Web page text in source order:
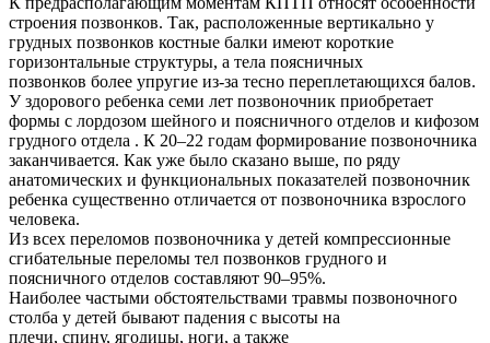
строения позвонков. Так, расположенные вертикально у
грудных позвонков костные балки имеют короткие
горизонтальные структуры, а тела поясничных
позвонков более упругие из-за тесно переплетающихся балов.
У здорового ребенка семи лет позвоночник приобретает
формы с лордозом шейного и поясничного отделов и кифозом
грудного отдела . К 20–22 годам формирование позвоночника
заканчивается. Как уже было сказано выше, по ряду
анатомических и функциональных показателей позвоночник
ребенка существенно отличается от позвоночника взрослого
человека.
Из всех переломов позвоночника у детей компрессионные
сгибательные переломы тел позвонков грудного и
поясничного отделов составляют 90–95%.
Наиболее частыми обстоятельствами травмы позвоночного
столба у детей бывают падения с высоты на
плечи, спину, ягодицы, ноги, а также